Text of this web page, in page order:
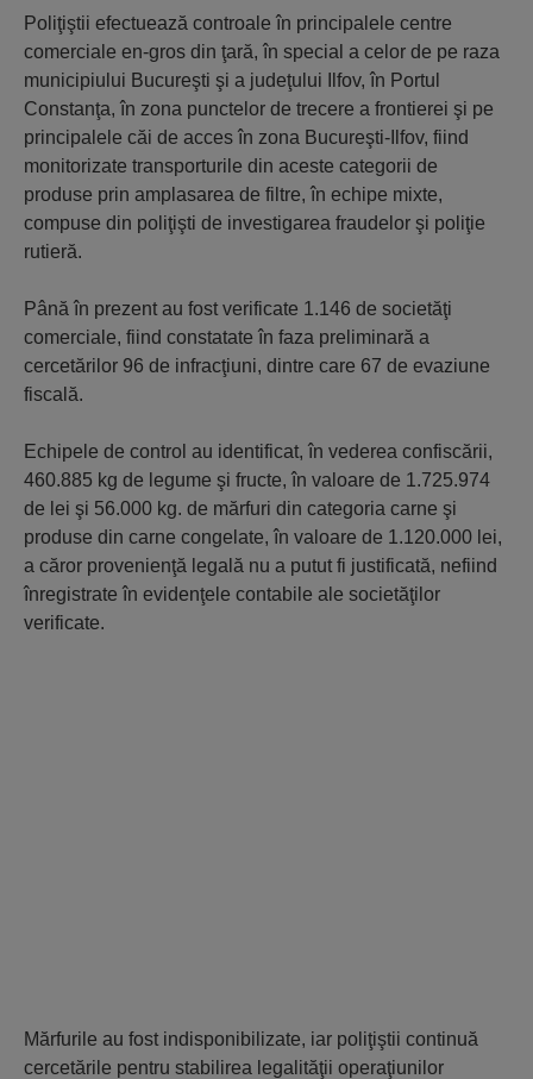
Poliţiştii efectuează controale în principalele centre
comerciale en-gros din ţară, în special a celor de pe raza
municipiului Bucureşti şi a judeţului Ilfov, în Portul
Constanţa, în zona punctelor de trecere a frontierei şi pe
principalele căi de acces în zona Bucureşti-Ilfov, fiind
monitorizate transporturile din aceste categorii de
produse prin amplasarea de filtre, în echipe mixte,
compuse din poliţişti de investigarea fraudelor şi poliţie
rutieră.
Până în prezent au fost verificate 1.146 de societăţi
comerciale, fiind constatate în faza preliminară a
cercetărilor 96 de infracţiuni, dintre care 67 de evaziune
fiscală.
Echipele de control au identificat, în vederea confiscării,
460.885 kg de legume şi fructe, în valoare de 1.725.974
de lei şi 56.000 kg. de mărfuri din categoria carne şi
produse din carne congelate, în valoare de 1.120.000 lei,
a căror provenienţă legală nu a putut fi justificată, nefiind
înregistrate în evidenţele contabile ale societăţilor
verificate.
Mărfurile au fost indisponibilizate, iar poliţiştii continuă
cercetările pentru stabilirea legalităţii operaţiunilor